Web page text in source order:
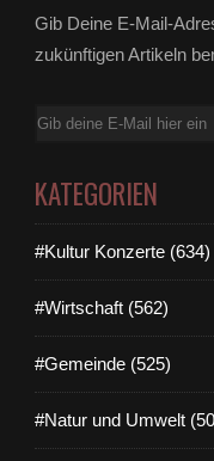
Gib Deine E-Mail-
zukünftigen Artikeln
E-
KATEGORIEN
#Kultur Konzerte (634)
#Wirtschaft (562)
#Gemeinde (525)
#Natur und Umwelt